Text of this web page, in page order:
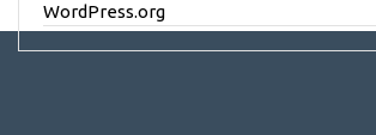
WordPress.org